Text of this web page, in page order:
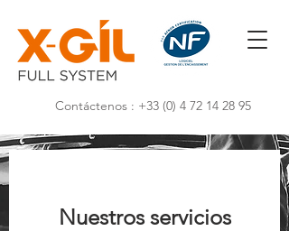
Contáctenos : +33 (0) 4 72 14 28 95
Nuestros servicios